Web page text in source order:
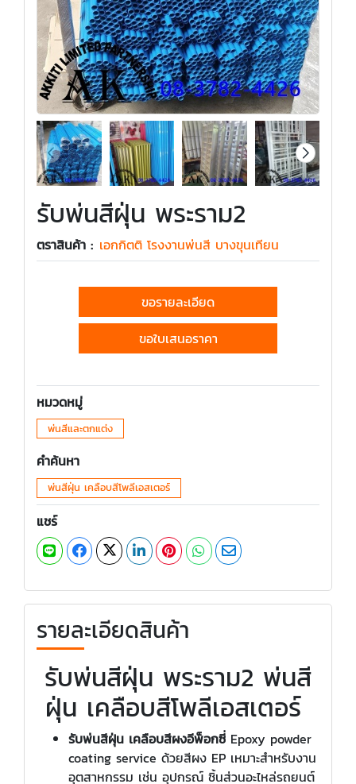
รับพ่นสีฝุ่น พระราม2
ตราสินค้า : เอกกิตติ โรงงานพ่นสี บางขุนเทียน
ขอรายละเอียด
ขอใบเสนอราคา
หมวดหมู่
พ่นสีและตกแต่ง
คำค้นหา
พ่นสีฝุ่น เคลือบสีโพลีเอสเตอร์
แชร์
รายละเอียดสินค้า
รับพ่นสีฝุ่น พระราม2 พ่นสี
ฝุ่น เคลือบสีโพลีเอสเตอร์
รับพ่นสีฝุ่น เคลือบสีผงอีพ็อกซี่ Epoxy powder
coating service ด้วยสีผง EP เหมาะสำหรับงาน
อุตสาหกรรม เช่น อุปกรณ์ ชิ้นส่วนอะไหล่รถยนต์